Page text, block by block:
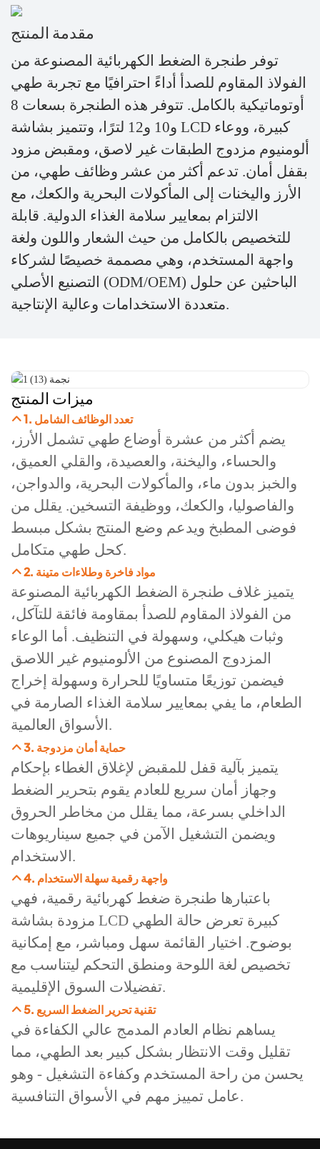
مقدمة المنتج
توفر طنجرة الضغط الكهربائية المصنوعة من
الفولاذ المقاوم للصدأ أداءً احترافيًا مع تجربة طهي
أوتوماتيكية بالكامل. تتوفر هذه الطنجرة بسعات 8
و10 و12 لترًا، وتتميز بشاشة LCD كبيرة، ووعاء
ألومنيوم مزدوج الطبقات غير لاصق، ومقبض مزود
بقفل أمان. تدعم أكثر من عشر وظائف طهي، من
الأرز واليخنات إلى المأكولات البحرية والكعك، مع
الالتزام بمعايير سلامة الغذاء الدولية. قابلة
للتخصيص بالكامل من حيث الشعار واللون ولغة
واجهة المستخدم، وهي مصممة خصيصًا لشركاء
التصنيع الأصلي (ODM/OEM) الباحثين عن حلول
متعددة الاستخدامات وعالية الإنتاجية.
ميزات المنتج
1. تعدد الوظائف الشامل
يضم أكثر من عشرة أوضاع طهي تشمل الأرز،
والحساء، واليخنة، والعصيدة، والقلي العميق،
والخبز بدون ماء، والمأكولات البحرية، والدواجن،
والفاصوليا، والكعك، ووظيفة التسخين. يقلل من
فوضى المطبخ ويدعم وضع المنتج بشكل مبسط
كحل طهي متكامل.
2. مواد فاخرة وطلاءات متينة
يتميز غلاف طنجرة الضغط الكهربائية المصنوعة
من الفولاذ المقاوم للصدأ بمقاومة فائقة للتآكل،
وثبات هيكلي، وسهولة في التنظيف. أما الوعاء
المزدوج المصنوع من الألومنيوم غير اللاصق
فيضمن توزيعًا متساويًا للحرارة وسهولة إخراج
الطعام، ما يفي بمعايير سلامة الغذاء الصارمة في
الأسواق العالمية.
3. حماية أمان مزدوجة
يتميز بآلية قفل للمقبض لإغلاق الغطاء بإحكام
وجهاز أمان سريع للعادم يقوم بتحرير الضغط
الداخلي بسرعة، مما يقلل من مخاطر الحروق
ويضمن التشغيل الآمن في جميع سيناريوهات
الاستخدام.
4. واجهة رقمية سهلة الاستخدام
باعتبارها طنجرة ضغط كهربائية رقمية، فهي
مزودة بشاشة LCD كبيرة تعرض حالة الطهي
بوضوح. اختيار القائمة سهل ومباشر، مع إمكانية
تخصيص لغة اللوحة ومنطق التحكم ليتناسب مع
تفضيلات السوق الإقليمية.
5. تقنية تحرير الضغط السريع
يساهم نظام العادم المدمج عالي الكفاءة في
تقليل وقت الانتظار بشكل كبير بعد الطهي، مما
يحسن من راحة المستخدم وكفاءة التشغيل - وهو
عامل تمييز مهم في الأسواق التنافسية.